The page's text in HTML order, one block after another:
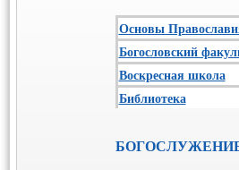
Основы
Богословский
Воскресная школа
Библиотека